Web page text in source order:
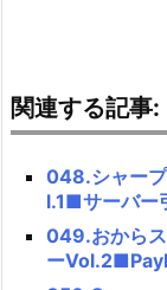
関連する記事:
048.シャー
l.1■サーバー
049.おから
ー